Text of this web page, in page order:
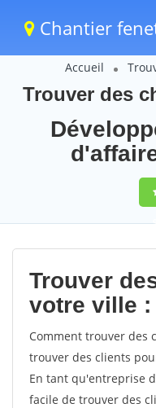
Chantier
Accueil
Trouver des
Trouver
votre ville :
Comment trouver des
trouver des clients
En tant qu'entreprise
facile de trouver des